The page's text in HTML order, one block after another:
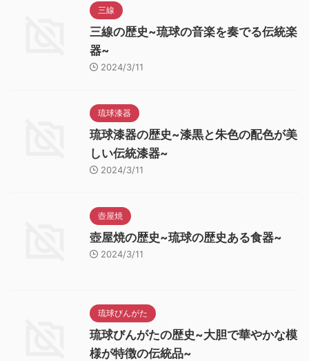
三線
三線の歴史~琉球の音楽を奏でる伝統楽
器~
2024/3/11
琉球漆器
琉球漆器の歴史~漆黒と朱色の配色が美
しい伝統漆器~
2024/3/11
壺屋焼
壺屋焼の歴史~琉球の歴史ある食器~
2024/3/11
琉球びんがた
琉球びんがたの歴史~大胆で華やかな模
様が特徴の伝統品~